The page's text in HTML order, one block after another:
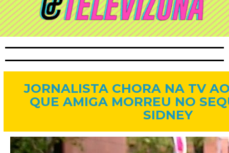
JORNALISTA CHORA NA TV
QUE AMIGA MORREU NO
SIDNEY